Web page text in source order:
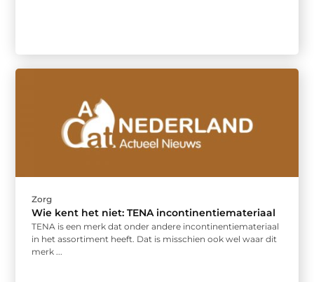
Zorg
Wie kent het niet: TENA incontinentiemateriaal
TENA is een merk dat onder andere incontinentiemateriaal
in het assortiment heeft. Dat is misschien ook wel waar dit
merk ...